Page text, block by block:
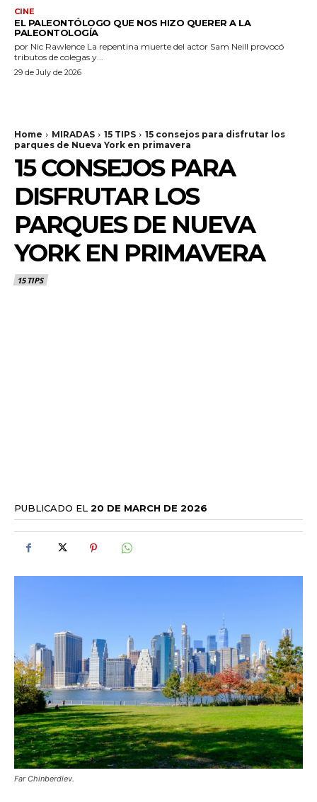
CINE
EL PALEONTÓLOGO QUE NOS HIZO QUERER A LA
PALEONTOLOGÍA
por Nic Rawlence La repentina muerte del actor Sam Neill provocó
tributos de colegas y...
29 de July de 2026